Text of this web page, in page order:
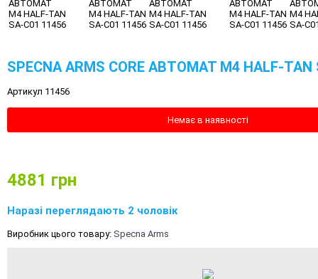
SPECNA ARMS CORE АВТОМАТ M4 HALF-TAN
Артикул 11456
Немає в наявності
4881 грн
Наразі переглядають 2 чоловік
Виробник цього товару: Specna Arms